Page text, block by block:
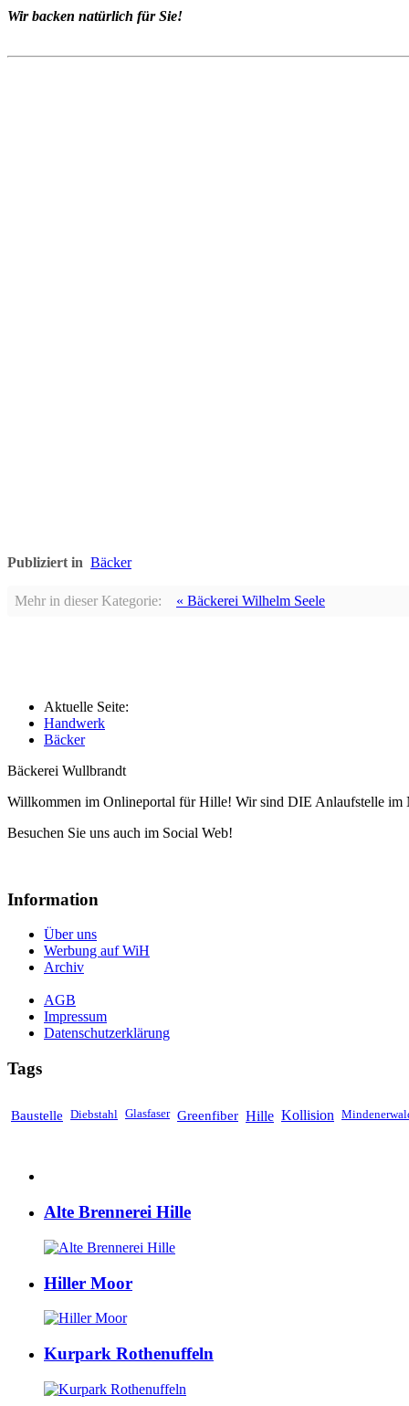
Wir backen natürlich für Sie!
Publiziert in Bäcker
Mehr in dieser Kategorie: « Bäckerei Wilhelm Seele
Aktuelle Seite:
Handwerk
Bäcker
Bäckerei Wullbrandt
Willkommen im Onlineportal für Hille! Wir sind DIE Anlaufstelle im
Besuchen Sie uns auch im Social Web!
Information
Über uns
Werbung auf WiH
Archiv
AGB
Impressum
Datenschutzerklärung
Tags
Baustelle Diebstahl Glasfaser Greenfiber Hille Kollision
Alte Brennerei Hille
Hiller Moor
Kurpark Rothenuffeln